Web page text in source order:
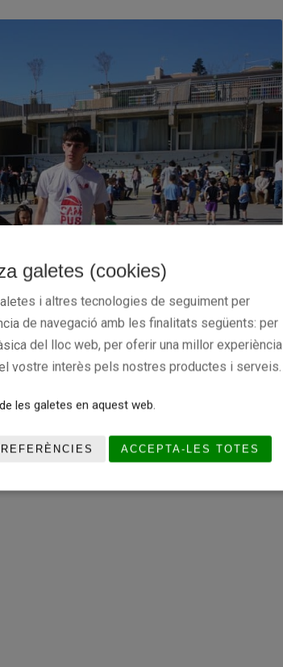
/ FBC
galetes (cookies)
i altres tecnologies de seguiment per
de navegació amb les finalitats següents: per
del lloc web, per oferir una millor experiència
vostre interès pels nostres productes i serveis.
les galetes en aquest web.
ACCEPTA-LES TOTES